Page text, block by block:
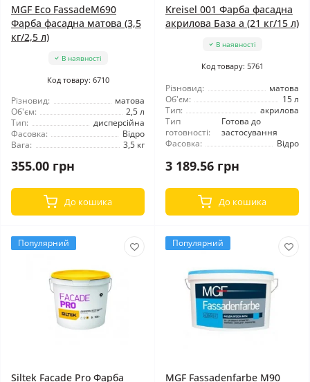
MGF Eco FassadeM690
Фарба фасадна матова (3,5
кг/2,5 л)
В наявності
Код товару: 6710
Різновид:
матова
Об'єм:
2,5 л
Тип:
дисперсійна
Фасовка:
Відро
Вага:
3,5 кг
355.00 грн
До кошика
Kreisel 001 Фарба фасадна
акрилова База а (21 кг/15 л)
В наявності
Код товару: 5761
Різновид:
матова
Об'єм:
15 л
Тип:
акрилова
Тип
готовності:
Готова до
застосування
Фасовка:
Відро
3 189.56 грн
До кошика
Популярний
Siltek Facade Pro Фарба
Популярний
MGF Fassadenfarbe М90